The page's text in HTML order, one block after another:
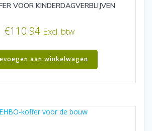
VOOR KINDERDAGVERBLIJVEN
€110.94 Excl. btw
aan winkelwagen